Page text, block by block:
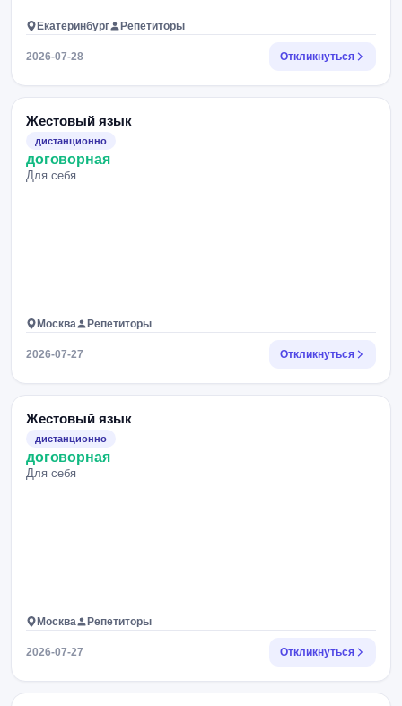
Екатеринбург Репетиторы
2026-07-28 Откликнуться
Жестовый язык
дистанционно
договорная
Для себя
Москва Репетиторы
2026-07-27 Откликнуться
Жестовый язык
дистанционно
договорная
Для себя
Москва Репетиторы
2026-07-27 Откликнуться